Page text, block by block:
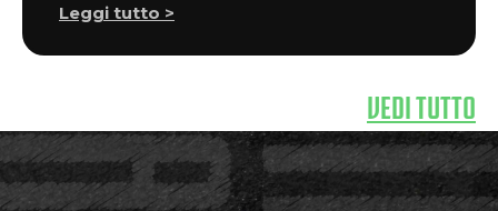
Leggi tutto >
VEDI TUTTO